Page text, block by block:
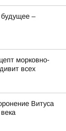
будущее –
морковно-
всех
Витуса